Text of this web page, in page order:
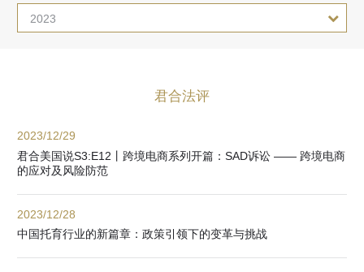
2023
君合法评
2023/12/29
君合美国说S3:E12丨跨境电商系列开篇：SAD诉讼 —— 跨境电商
的应对及风险防范
2023/12/28
中国托育行业的新篇章：政策引领下的变革与挑战